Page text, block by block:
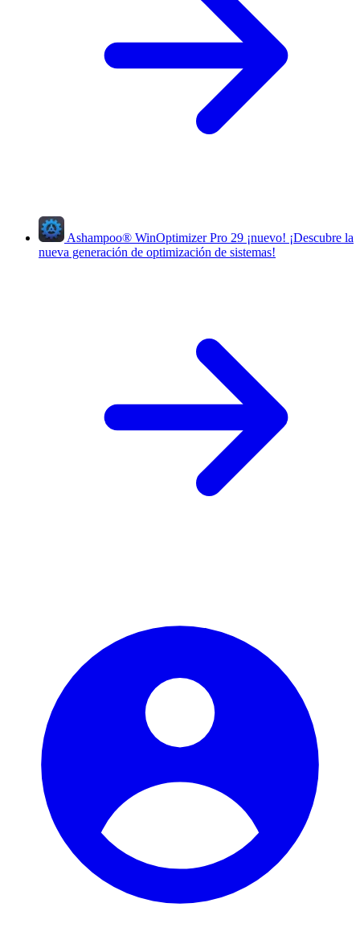
Ashampoo® WinOptimizer Pro 29 ¡nuevo! ¡Descubre la
nueva generación de optimización de sistemas!